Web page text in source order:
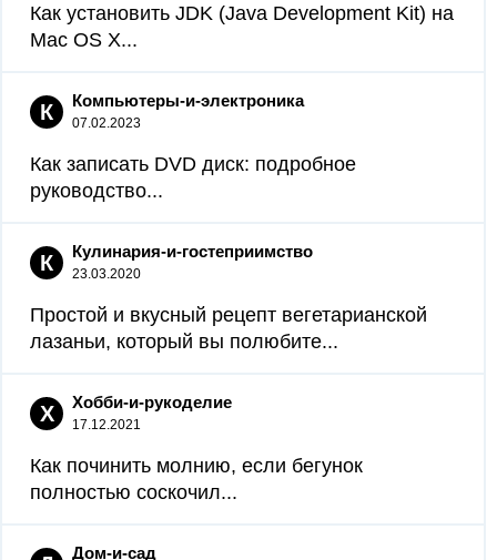
Как установить JDK (Java Development Kit) на
Mac OS X...
К Компьютеры-и-электроника
07.02.2023
Как записать DVD диск: подробное
руководство...
К Кулинария-и-гостеприимство
23.03.2020
Простой и вкусный рецепт вегетарианской
лазаньи, который вы полюбите...
Х Хобби-и-рукоделие
17.12.2021
Как починить молнию, если бегунок
полностью соскочил...
Дом-и-сад